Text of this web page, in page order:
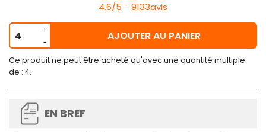
4.6/5 - 9133avis
AJOUTER AU PANIER
Ce produit ne peut être acheté qu'avec une quantité multiple
de : 4.
EN BREF